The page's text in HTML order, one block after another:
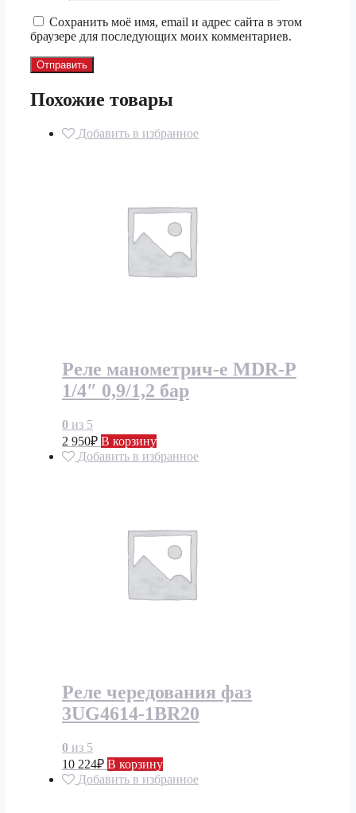
Сохранить моё имя, email и адрес сайта в этом
браузере для последующих моих комментариев.
Похожие товары
Добавить в избранное
Реле манометрич-е MDR-P
1/4″ 0,9/1,2 бар
0 из 5
2 950₽ В корзину
Добавить в избранное
Реле чередования фаз
3UG4614-1BR20
0 из 5
10 224₽ В корзину
Добавить в избранное